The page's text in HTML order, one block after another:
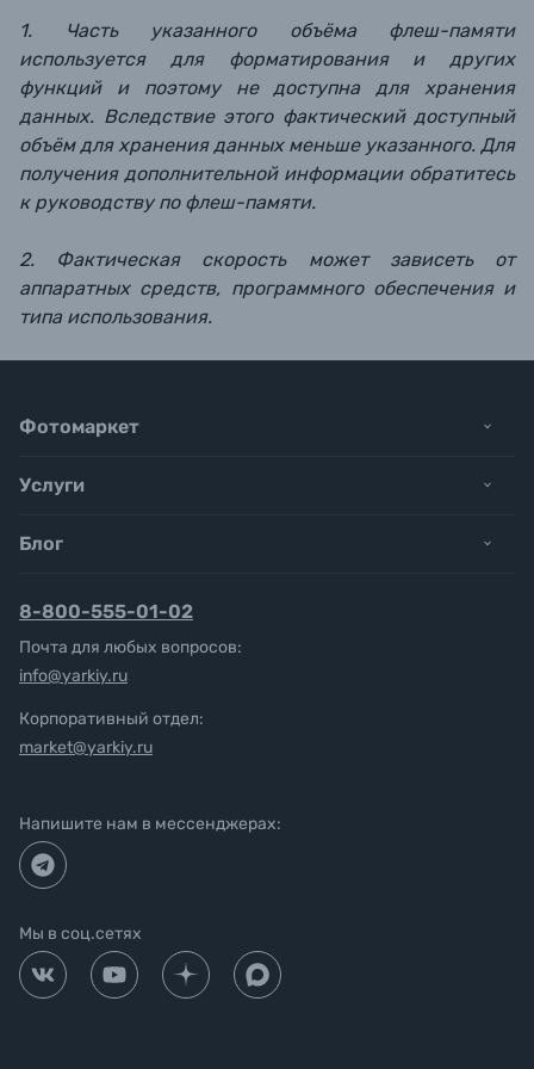
1. Часть указанного объёма флеш-памяти
используется для форматирования и других
функций и поэтому не доступна для хранения
данных. Вследствие этого фактический доступный
объём для хранения данных меньше указанного. Для
получения дополнительной информации обратитесь
к руководству по флеш-памяти.
2. Фактическая скорость может зависеть от
аппаратных средств, программного обеспечения и
типа использования.
Фотомаркет
Услуги
Блог
8-800-555-01-02
Почта для любых вопросов:
info@yarkiy.ru
Корпоративный отдел:
market@yarkiy.ru
Напишите нам в мессенджерах:
Мы в соц.сетях